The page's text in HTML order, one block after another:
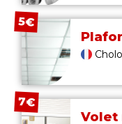
5€
Volet
7€